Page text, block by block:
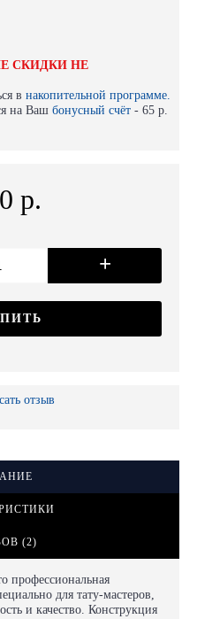
СКИДКИ НЕ
в накопительной программе.
на Ваш бонусный счёт - 65 р.
р.
+
отзыв
(2)
профессиональная
для тату-мастеров,
и качество. Конструкция